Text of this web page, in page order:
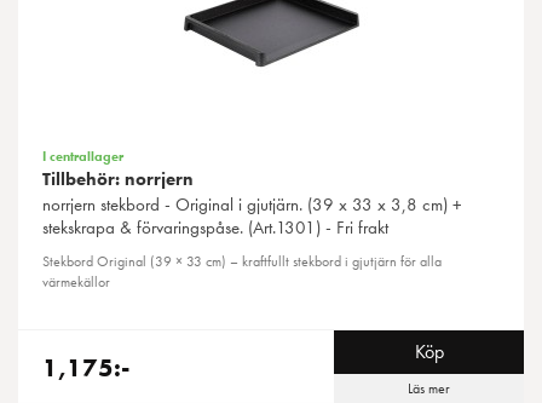
I centrallager
Tillbehör: norrjern
norrjern stekbord - Original i gjutjärn. (39 x 33 x 3,8 cm) +
stekskrapa & förvaringspåse. (Art.1301) - Fri frakt
Stekbord Original (39 × 33 cm) – kraftfullt stekbord i gjutjärn för alla
värmekällor
1,175:- Köp
Läs mer